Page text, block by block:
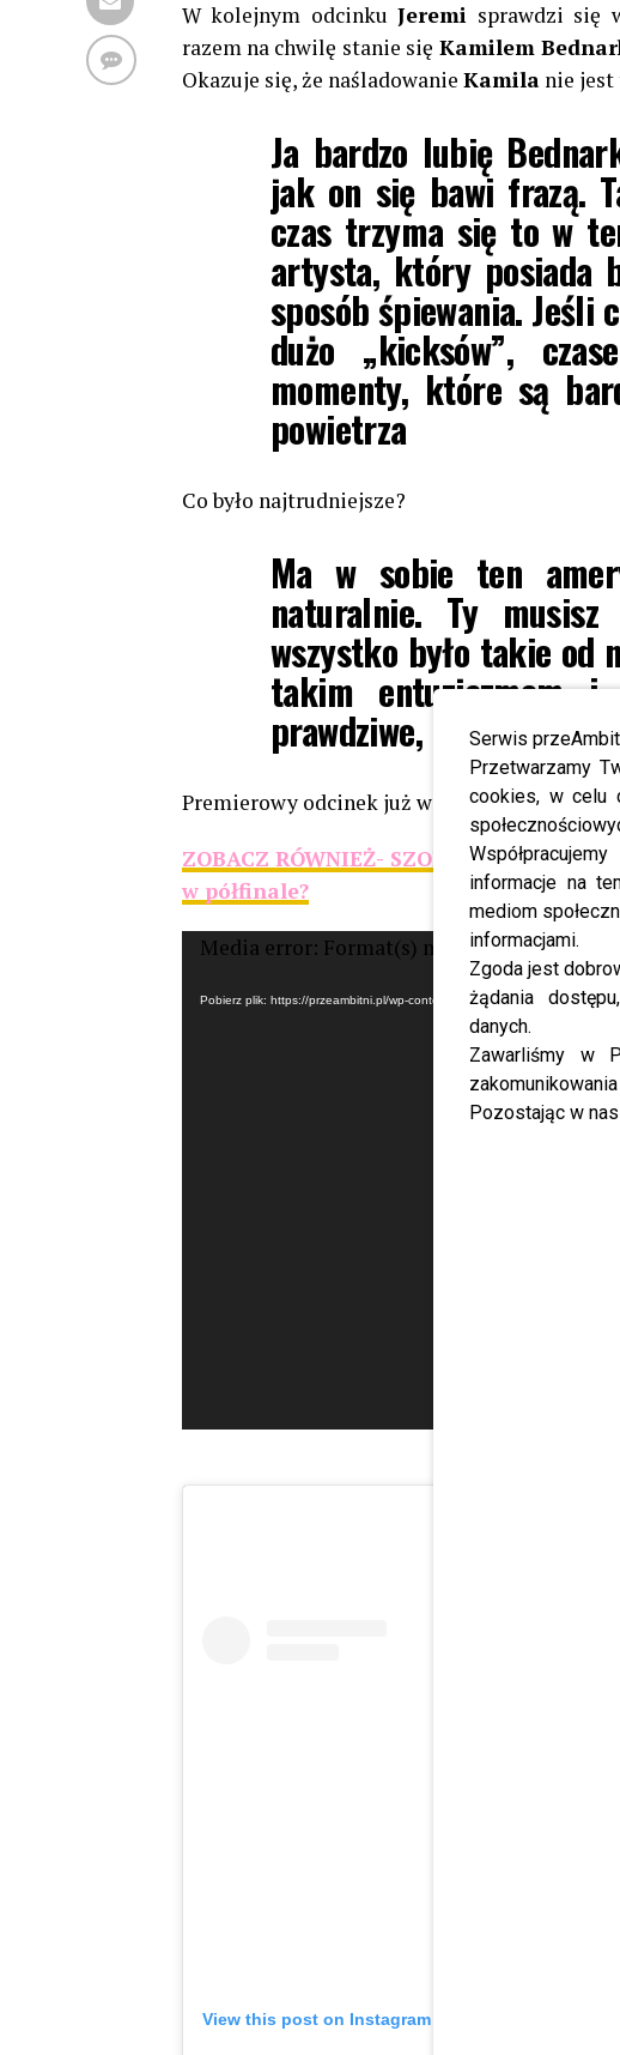
Serwis
Przetwarzamy
cookies, w celu
informacje na
mediom
informacjami.
Zgoda jest
żądania
danych.
Zawarliśmy w
Pozostając w
W kolejnym odcinkuJeremi sprawdzi się
razem na chwilę stanie się Kamilem
Okazuje się, że naśladowanie Kamila nie jest
Ja bardzo lubię
jak on się bawi frazą.
czas trzyma się to w
artysta, który posiada
sposób śpiewania. Jeśli
dużo „kicksów”,
momenty, które są
powietrza
Co było najtrudniejsze?
Ma w sobie ten
naturalnie. Ty
wszystko było takie od
takim entuzjazmem
prawdziwe, bo to nie
Premierowy odcinek już w sobotę 9 listopada
ZOBACZ RÓWNIEŻ- SZOK! Z Tańca z
w półfinale?
Odtwarzacz
Media error: Format(s) not supported or
Pobierz plik: https://przeambitni.pl/wp-content/uploads/2019/11/
View this post on Instagram